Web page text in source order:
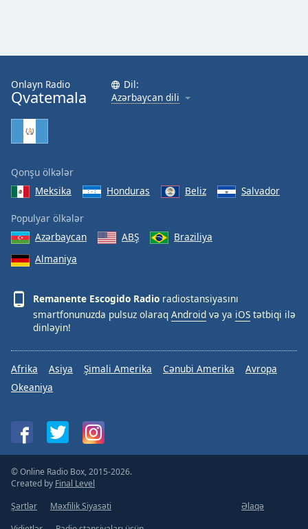
Onlayn Radio
Qvatemala
Dil:
Azərbaycan dili
Qonşu ölkələr
Meksika
Honduras Beliz Salvador
Populyar ölkələr
Azərbaycan
ABŞ
Braziliya
Almaniya
Remanente Escogido Radio radiostansiyasını
smartfonunuzda pulsuz olaraq Android və ya iOS tətbiqi ilə
dinləyin!
Afrika Asiya Şimali Amerika Cənubi Amerika
Avropa
Okeaniya
© Online Radio Box, 2015-2026.
Created by Final Level
Şərtlər
Məxfilik Siyasəti
Əlaqə